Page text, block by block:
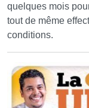
quelques mois
tout de même
conditions.